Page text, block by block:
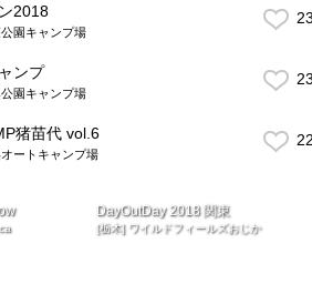
2018
園キャンプ場
ンプ
園キャンプ場
猪苗代 vol.6
ートキャンプ場
DayOutDay 2018 関東
[栃木] ワイルドフィールズおじか